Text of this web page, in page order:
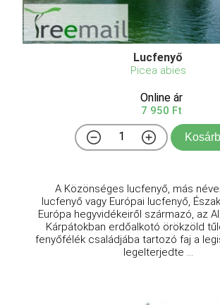
Lucfenyő
Picea abies
Online ár
7 950 Ft
A Közönséges lucfenyő, más
lucfenyő vagy Európai lucfenyő,
Európa hegyvidékeiről származó, az
Kárpátokban erdőalkotó örökzöld
fenyőfélék családjába tartozó faj a
legelterjedte ...